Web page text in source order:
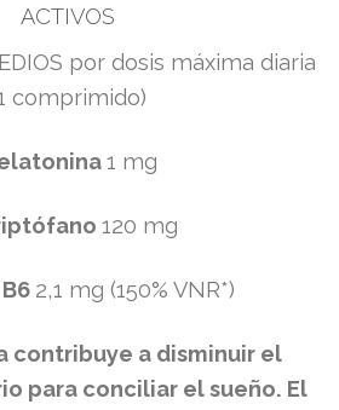
ACTIVOS
por dosis máxima diaria
comprimido)
1 mg
120 mg
2,1 mg (150% VNR*)
contribuye a disminuir el
para conciliar el sueño. El